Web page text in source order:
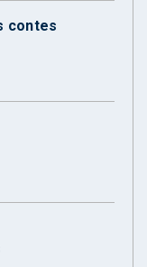
contes